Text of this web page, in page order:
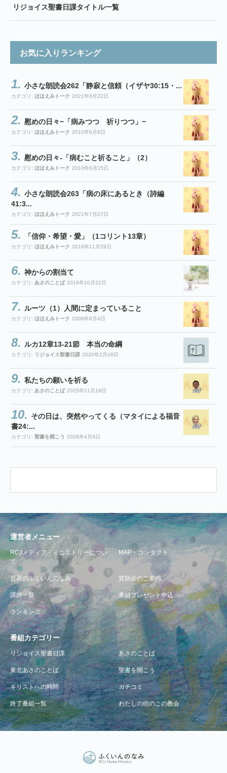
リジョイス聖書日課タイトル一覧
お気に入りランキング
小さな朗読会262「静寂と信頼（イザヤ30:15・...
カテゴリ: ほほえみトーク 2021年6月22日
慰めの日々−「病みつつ 祈りつつ」−
カテゴリ: ほほえみトーク 2010年6月8日
慰めの日々-「病むこと祈ること」（2）
カテゴリ: ほほえみトーク 2010年6月15日
小さな朗読会263「病の床にあるとき（詩編
41:3...
カテゴリ: ほほえみトーク 2021年7月27日
「信仰・希望・愛」（1コリント13章）
カテゴリ: ほほえみトーク 2016年11月29日
神からの割当て
カテゴリ: あさのことば 2019年10月22日
ルーツ（1）人間に定まっていること
カテゴリ: ほほえみトーク 2009年8月4日
ルカ12章13-21節 本当の命綱
カテゴリ: リジョイス聖書日課 2020年2月18日
私たちの願いを祈る
カテゴリ: あさのことば 2025年11月19日
その日は、突然やってくる（マタイによる福音
書24:...
カテゴリ: 聖書を開こう 2026年4月9日
運営者メニュー
RCJメディア・ミニストリーについ
て
MAP・コンタクト
世界のふくいんのなみ 賛助会のご案内
講師一覧 番組プレゼント申込
ランキング
番組カテゴリー
リジョイス聖書日課 あさのことば
東北あさのことば 聖書を開こう
キリストへの時間 ガチコミ
終了番組一覧 わたしの街のこの教会